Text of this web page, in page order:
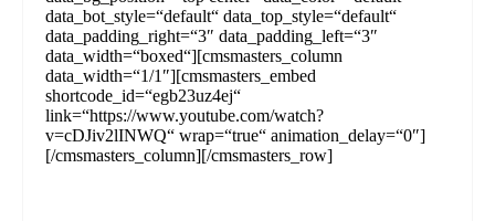
data_bot_style=“default“ data_top_style=“default“
data_padding_right=“3″ data_padding_left=“3″
data_width=“boxed“][cmsmasters_column
data_width=“1/1″][cmsmasters_embed
shortcode_id=“egb23uz4ej“
link=“https://www.youtube.com/watch?
v=cDJiv2lINWQ“ wrap=“true“ animation_delay=“0″]
[/cmsmasters_column][/cmsmasters_row]